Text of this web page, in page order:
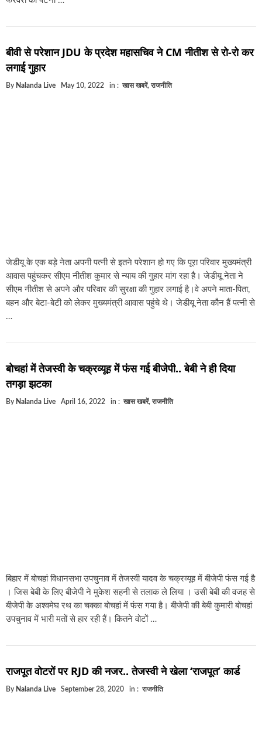
बीवी से परेशान JDU के प्रदेश महासचिव ने CM नीतीश से रो-रो कर
लगाई गुहार
By Nalanda Live May 10, 2022 in : खास खबरें, राजनीति
जेडीयू के एक बड़े नेता अपनी पत्नी से इतने परेशान हो गए कि पूरा परिवार मुख्यमंत्री
आवास पहुंचकर सीएम नीतीश कुमार से न्याय की गुहार मांग रहा है। जेडीयू नेता ने
सीएम नीतीश से अपने और परिवार की सुरक्षा की गुहार लगाई है।वे अपने माता-पिता,
बहन और बेटा-बेटी को लेकर मुख्यमंत्री आवास पहुंचे थे। जेडीयू नेता कौन हैं पत्नी से
…
बोचहां में तेजस्वी के चक्रव्यूह में फंस गई बीजेपी.. बेबी ने ही दिया
तगड़ा झटका
By Nalanda Live April 16, 2022 in : खास खबरें, राजनीति
बिहार में बोचहां विधानसभा उपचुनाव में तेजस्वी यादव के चक्रव्यूह में बीजेपी फंस गई है
। जिस बेबी के लिए बीजेपी ने मुकेश सहनी से तलाक ले लिया । उसी बेबी की वजह से
बीजेपी के अश्वमेघ रथ का चक्का बोचहां में फंस गया है। बीजेपी की बेबी कुमारी बोचहां
उपचुनाव में भारी मतों से हार रही हैं। कितने वोटों …
राजपूत वोटरों पर RJD की नजर.. तेजस्वी ने खेला ‘राजपूत’ कार्ड
By Nalanda Live September 28, 2020 in : राजनीति